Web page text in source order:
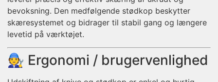
bevoksning. Den medfølgende stødkop beskytter
skæresystemet og bidrager til stabil gang og længere
levetid på værktøjet.
🧑‍🔧 Ergonomi / brugervenlighed